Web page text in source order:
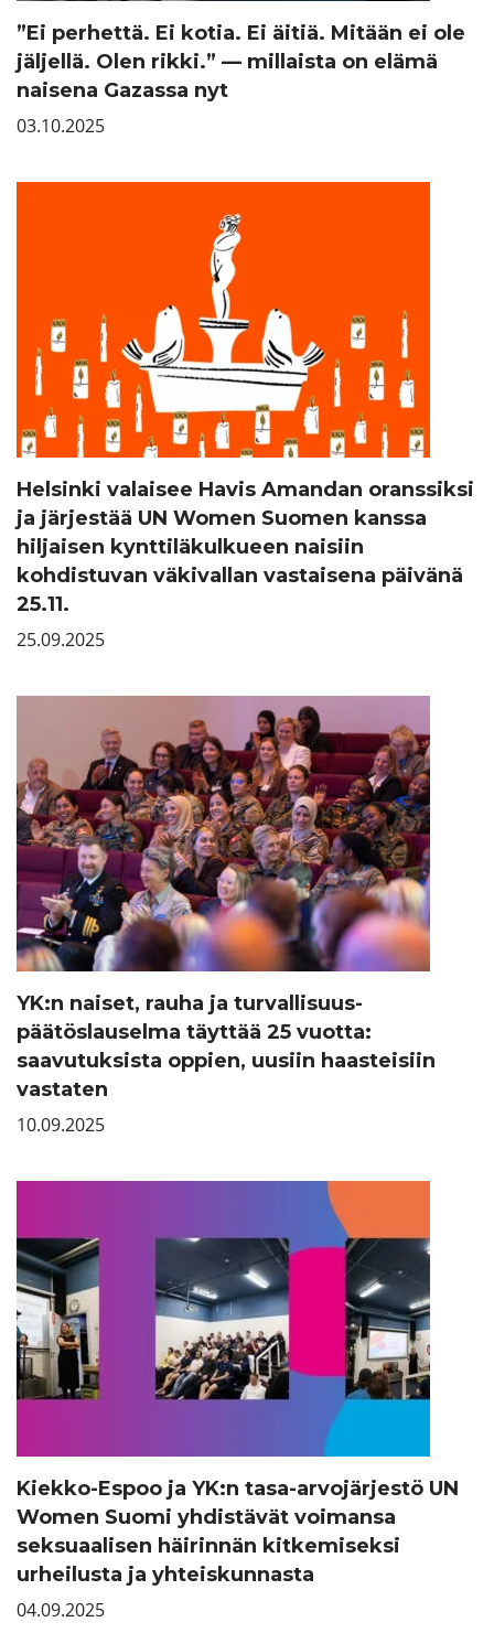
”Ei perhettä. Ei kotia. Ei äitiä. Mitään ei ole
jäljellä. Olen rikki.” — millaista on elämä
naisena Gazassa nyt
03.10.2025
Helsinki valaisee Havis Amandan oranssiksi
ja järjestää UN Women Suomen kanssa
hiljaisen kynttiläkulkueen naisiin
kohdistuvan väkivallan vastaisena päivänä
25.11.
25.09.2025
YK:n naiset, rauha ja turvallisuus-
päätöslauselma täyttää 25 vuotta:
saavutuksista oppien, uusiin haasteisiin
vastaten
10.09.2025
Kiekko-Espoo ja YK:n tasa-arvojärjestö UN
Women Suomi yhdistävät voimansa
seksuaalisen häirinnän kitkemiseksi
urheilusta ja yhteiskunnasta
04.09.2025